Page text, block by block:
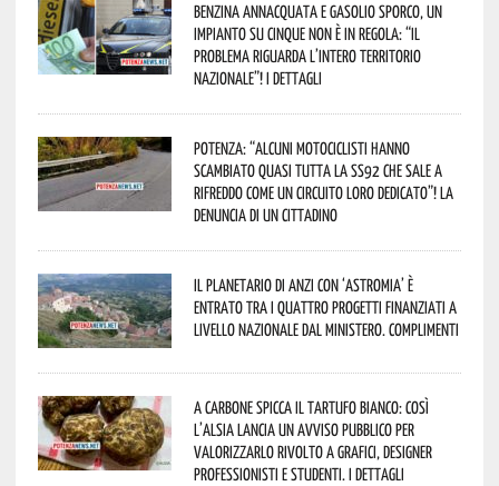
Benzina annacquata e gasolio sporco, un
impianto su cinque non è in regola: “il
problema riguarda l’intero territorio
Nazionale”! I dettagli
Potenza: “alcuni motociclisti hanno
scambiato quasi tutta la SS92 che sale a
Rifreddo come un circuito loro dedicato”! La
denuncia di un cittadino
Il Planetario di Anzi con ‘Astromia’ è
entrato tra i quattro progetti finanziati a
livello nazionale dal Ministero. Complimenti
A Carbone spicca il tartufo bianco: così
l’Alsia lancia un avviso pubblico per
valorizzarlo rivolto a grafici, designer
professionisti e studenti. I dettagli